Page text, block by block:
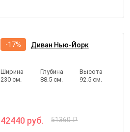
Диван Нью-Йорк
Ширина
230 см.
Глубина
88.5 см.
Высота
92.5 см.
42440 руб. 51360 ₽
-17%